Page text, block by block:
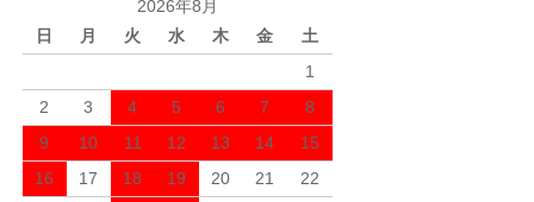
2026年8月
日
月 火 水 木 金
土
1
2
3 4 5 6 7
8
9
10 11 12 13 14
15
16
17 18 19 20 21
22